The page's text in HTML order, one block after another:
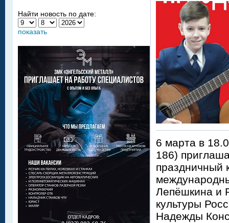
6 марта в
186)
праздничный
Лепёшкина и
культуры
Надежды
Найти новость по дате:
показать